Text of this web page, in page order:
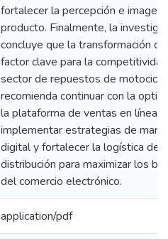
fortalecer la percepción e imagen
producto. Finalmente, la
concluye que la transformación
factor clave para la
sector de repuestos de
recomienda continuar con la
la plataforma de ventas en línea,
implementar estrategias de
digital y fortalecer la logística de
distribución para maximizar los
del comercio electrónico.
application/pdf